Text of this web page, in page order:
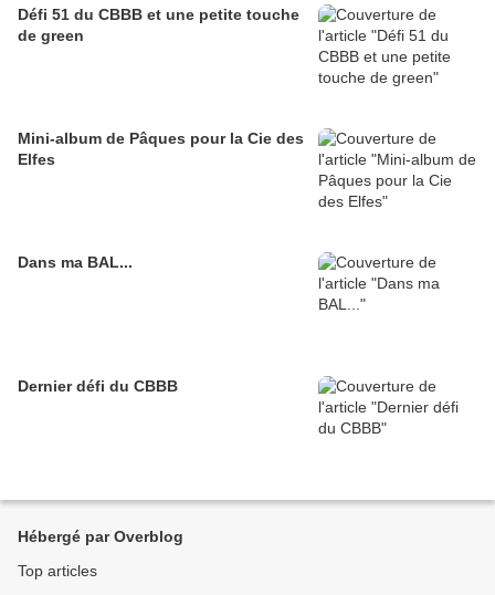
Défi 51 du CBBB et une petite touche
de green
Mini-album de Pâques pour la Cie des
Elfes
Dans ma BAL...
Dernier défi du CBBB
Hébergé par Overblog
Top articles